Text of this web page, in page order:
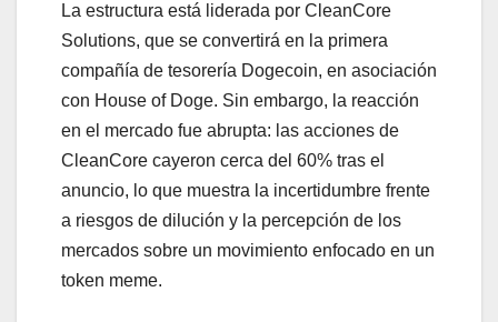
La estructura está liderada por CleanCore
Solutions, que se convertirá en la primera
compañía de tesorería Dogecoin, en asociación
con House of Doge. Sin embargo, la reacción
en el mercado fue abrupta: las acciones de
CleanCore cayeron cerca del 60% tras el
anuncio, lo que muestra la incertidumbre frente
a riesgos de dilución y la percepción de los
mercados sobre un movimiento enfocado en un
token meme.